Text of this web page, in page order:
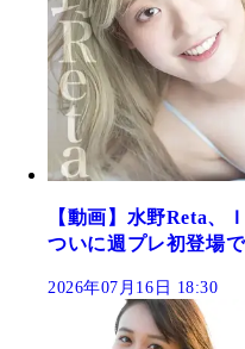
【動画】水野Reta、
ついに週プレ初登場
2026年07月16日 18:30